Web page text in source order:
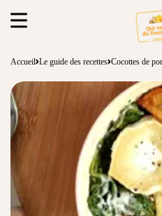
Accueil Le guide des recettes Cocottes de